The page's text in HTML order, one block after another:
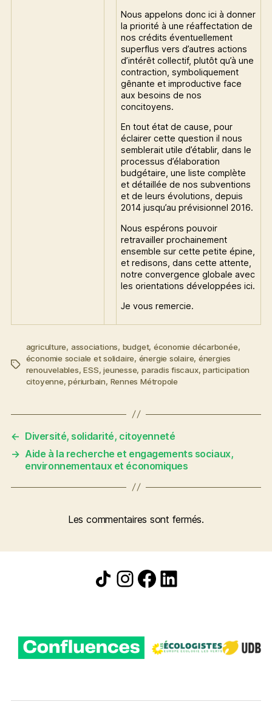
Nous appelons donc ici à donner
la priorité à une réaffectation de
nos crédits éventuellement
superflus vers d’autres actions
d’intérêt collectif, plutôt qu’à une
contraction, symboliquement
gênante et improductive face
aux besoins de nos
concitoyens.
En tout état de cause, pour
éclairer cette question il nous
semblerait utile d’établir, dans le
processus d’élaboration
budgétaire, une liste complète
et détaillée de nos subventions
et de leurs évolutions, depuis
2014 jusqu’au prévisionnel 2016.
Nous espérons pouvoir
retravailler prochainement
ensemble sur cette petite épine,
et redisons, dans cette attente,
notre convergence globale avec
les orientations développées ici.
Je vous remercie.
Étiquettes
agriculture, associations, budget, économie décarbonée,
économie sociale et solidaire, énergie solaire, énergies
renouvelables,ESS,jeunesse, paradis fiscaux,participation
citoyenne,périurbain, Rennes Métropole
← Diversité, solidarité, citoyenneté
→ Aide à la recherche et engagements sociaux,
environnementaux et économiques
Les commentaires sont fermés.
Icône de partage
Instagram
Facebook
LinkedIn